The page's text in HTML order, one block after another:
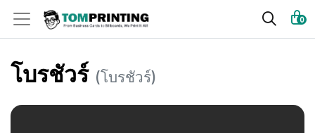
0
โบรชัวร์ (โบรชัวร์)